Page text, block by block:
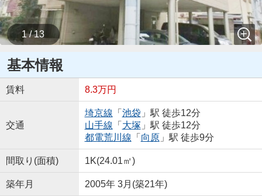
1 / 13
基本情報
賃料 8.3万円
交通
埼京線 「 池袋 」駅 徒歩12分
山手線 「 大塚 」駅 徒歩12分
都電荒川線 「 向原」駅 徒歩9分
間取り(面積) 1K(24.01㎡)
築年月 2005年 3月(築21年)